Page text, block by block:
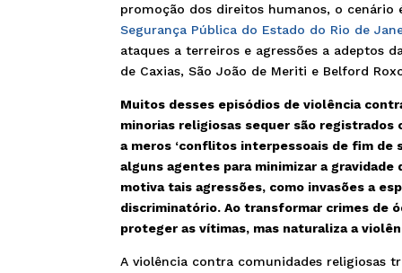
promoção dos direitos humanos, o
Segurança Pública do Estado do Rio de
ataques a terreiros e agressões a adeptos
de Caxias, São João de Meriti e Belford
Muitos desses episódios de violência
minorias religiosas sequer são
a meros ‘conflitos interpessoais de fim de
alguns agentes para minimizar a
motiva tais agressões, como invasões a
discriminatório. Ao transformar crimes de
proteger as vítimas, mas naturaliza a
A violência contra comunidades religiosas